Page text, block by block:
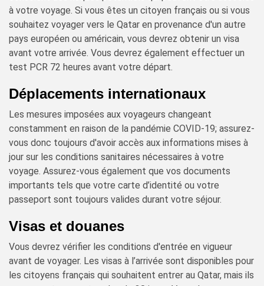
à votre voyage. Si vous êtes un citoyen français ou si vous
souhaitez voyager vers le Qatar en provenance d'un autre
pays européen ou américain, vous devrez obtenir un visa
avant votre arrivée. Vous devrez également effectuer un
test PCR 72 heures avant votre départ.
Déplacements internationaux
Les mesures imposées aux voyageurs changeant
constamment en raison de la pandémie COVID-19; assurez-
vous donc toujours d'avoir accès aux informations mises à
jour sur les conditions sanitaires nécessaires à votre
voyage. Assurez-vous également que vos documents
importants tels que votre carte d’identité ou votre
passeport sont toujours valides durant votre séjour.
Visas et douanes
Vous devrez vérifier les conditions d'entrée en vigueur
avant de voyager. Les visas à l’arrivée sont disponibles pour
les citoyens français qui souhaitent entrer au Qatar, mais ils